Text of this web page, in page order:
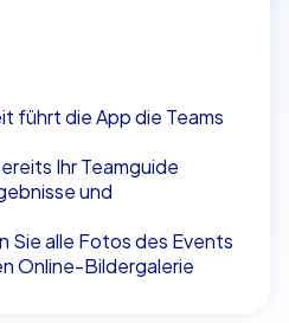
führt die App die Teams
Ihr Teamguide
und
Sie alle Fotos des Events
Online-Bildergalerie